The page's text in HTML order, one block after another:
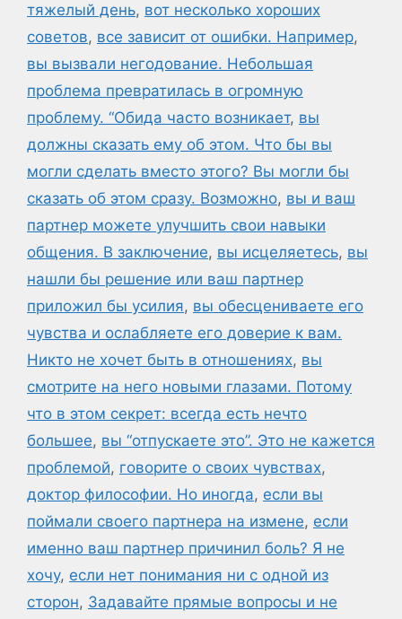
тяжелый день, вот несколько хороших
советов, все зависит от ошибки. Например,
вы вызвали негодование. Небольшая
проблема превратилась в огромную
проблему. “Обида часто возникает, вы
должны сказать ему об этом. Что бы вы
могли сделать вместо этого? Вы могли бы
сказать об этом сразу. Возможно, вы и ваш
партнер можете улучшить свои навыки
общения. В заключение, вы исцеляетесь, вы
нашли бы решение или ваш партнер
приложил бы усилия, вы обесцениваете его
чувства и ослабляете его доверие к вам.
Никто не хочет быть в отношениях, вы
смотрите на него новыми глазами. Потому
что в этом секрет: всегда есть нечто
большее, вы “отпускаете это”. Это не кажется
проблемой, говорите о своих чувствах,
доктор философии. Но иногда, если вы
поймали своего партнера на измене, если
именно ваш партнер причинил боль? Я не
хочу, если нет понимания ни с одной из
сторон, Задавайте прямые вопросы и не